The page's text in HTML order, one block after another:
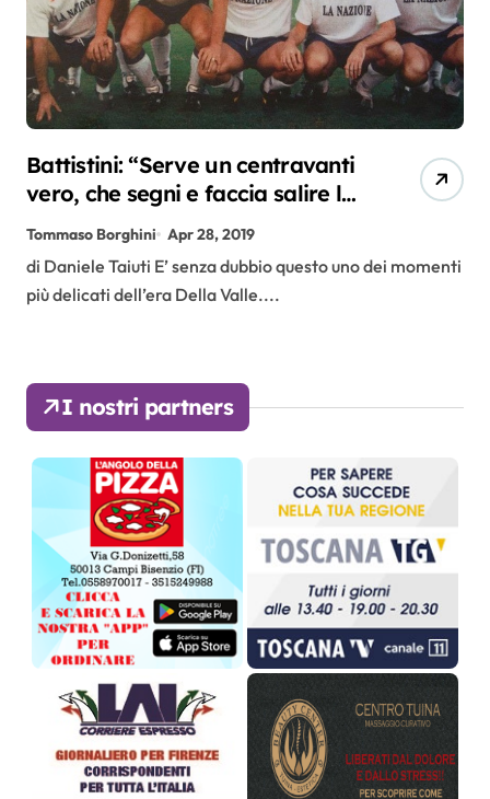
Battistini: “Serve un centravanti
vero, che segni e faccia salire la
Tommaso Borghini Apr 28, 2019
di Daniele Taiuti E’ senza dubbio questo uno dei momenti
più delicati dell’era Della Valle....
I nostri partners